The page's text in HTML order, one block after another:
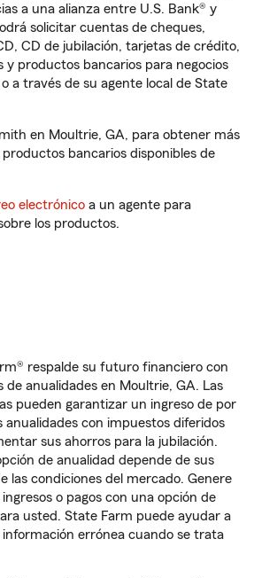
a una alianza entre U.S. Bank® y
solicitar cuentas de cheques,
CD de jubilación, tarjetas de crédito,
y productos bancarios para negocios
a través de su agente local de State
en Moultrie, GA, para obtener más
bancarios disponibles de
electrónico a un agente para
los productos.
respalde su futuro financiero con
de anualidades en Moultrie, GA. Las
pueden garantizar un ingreso de por
anualidades con impuestos diferidos
sus ahorros para la jubilación.
de anualidad depende de sus
las condiciones del mercado. Genere
o pagos con una opción de
usted. State Farm puede ayudar a
errónea cuando se trata